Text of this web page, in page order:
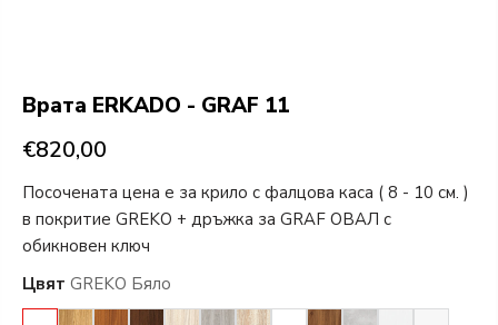
Врата ERKADO - GRAF 11
€820,00
Посочената цена е за крило с фалцова каса ( 8 - 10 см. )
в покритие GREKO + дръжка за GRAF ОВАЛ с
обикновен ключ
Цвят GREKO Бяло